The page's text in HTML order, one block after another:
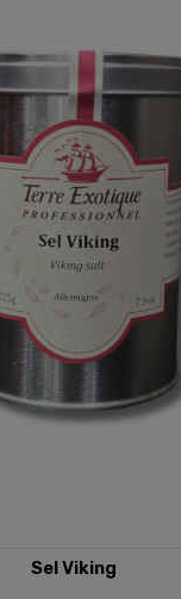
Sel Viking